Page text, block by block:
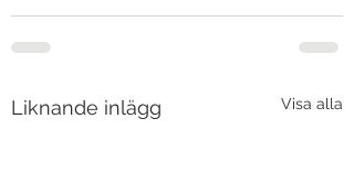
Liknande inlägg Visa alla